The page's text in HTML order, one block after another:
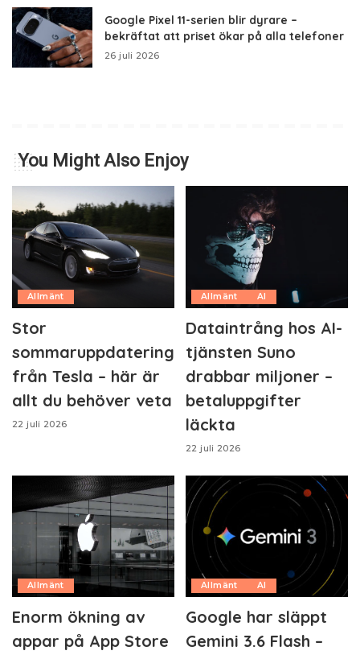
Google Pixel 11-serien blir dyrare –
bekräftat att priset ökar på alla telefoner
26 juli 2026
You Might Also Enjoy
Allmänt
Stor
sommaruppdatering
från Tesla – här är
allt du behöver veta
22 juli 2026
Allmänt AI
Dataintrång hos AI-
tjänsten Suno
drabbar miljoner –
betaluppgifter
läckta
22 juli 2026
Allmänt
Enorm ökning av
appar på App Store
Allmänt AI
Google har släppt
Gemini 3.6 Flash –